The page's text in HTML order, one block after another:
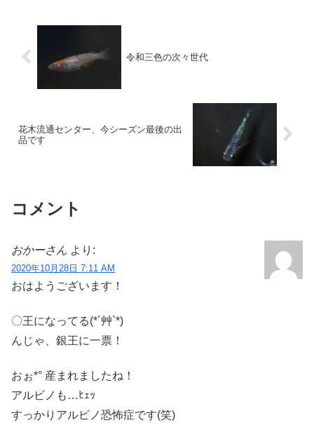
令和三色の次々世代
花木流通センター、今シーズン最後の出
品です
コメント
おかーさん より:
2020年10月28日 7:11 AM
おはようございます！
〇王になってる(*´艸`*)
んじゃ、銀王に一票！
おぉ*° 産まれましたね！
アルビノも…ﾋｪｯ
すっかりアルビノ恐怖症です(笑)